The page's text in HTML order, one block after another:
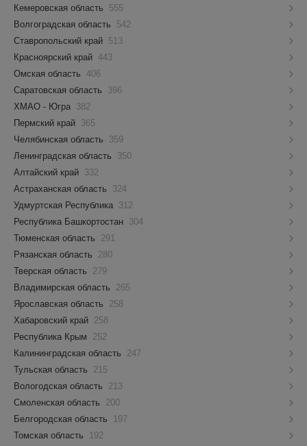
Кемеровская область
555
Волгоградская область
542
Ставропольский край 513
Красноярский край 443
Омская область 406
Саратовская область
396
ХМАО - Югра 382
Пермский край 365
Челябинская область
359
Ленинградская область
350
Алтайский край 332
Астраханская область
324
Удмуртская Республика 312
Республика Башкортостан 304
Тюменская область
291
Рязанская область
280
Тверская область
279
Владимирская область
265
Ярославская область
258
Хабаровский край 258
Республика Крым
252
Калининградская область
247
Тульская область
215
Вологодская область
213
Смоленская область
200
Белгородская область
197
Томская область
192